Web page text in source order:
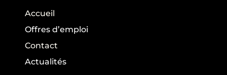
Accueil
Offres d’emploi
Contact
Actualités